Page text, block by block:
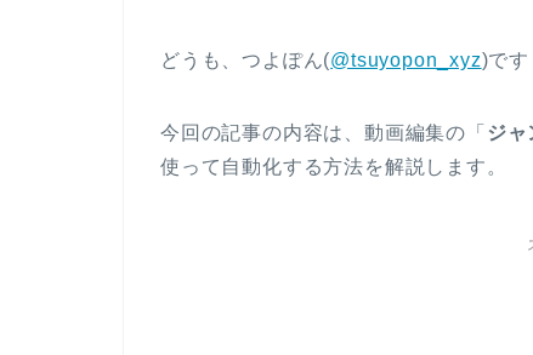
どうも、つよぽん(@tsuyopon_xyz)です
今回の記事の内容は、動画編集の「 ジャ
使って自動化する方法を解説します。